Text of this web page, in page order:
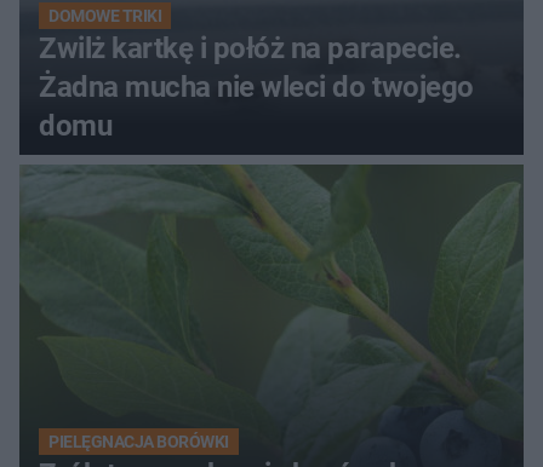
DOMOWE TRIKI
Zwilż kartkę i połóż na parapecie.
Żadna mucha nie wleci do twojego
domu
PIELĘGNACJA BORÓWKI